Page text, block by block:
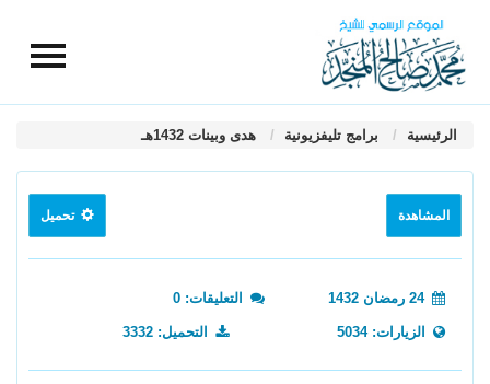
الرئيسية برامج تليفزيونية هدى وبينات 1432هـ
المشاهدة تحميل
24 رمضان 1432 التعليقات: 0
الزيارات: 5034 التحميل: 3332